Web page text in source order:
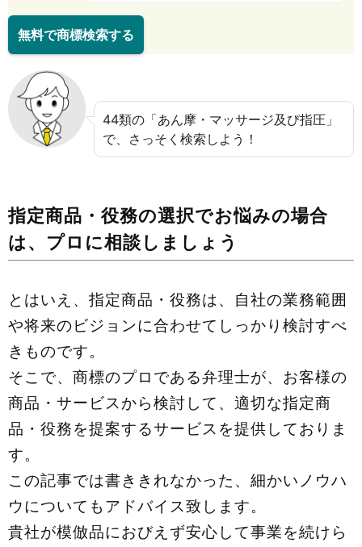
無料で商標検索する
44類の「あん摩・マッサージ及び指圧」
で、さっそく検索しよう！
指定商品・役務の選択でお悩みの場合
は、プロに相談しましょう
とはいえ、指定商品・役務は、自社の業務範囲
や将来のビジョンに合わせてしっかり検討すべ
きものです。
そこで、商標のプロである弁理士が、お客様の
商品・サービスから検討して、適切な指定商
品・役務を提案するサービスを提供しておりま
す。
この記事では書ききれなかった、細かいノウハ
ウについてもアドバイス致します。
貴社が模倣品におびえず安心して事業を続けら